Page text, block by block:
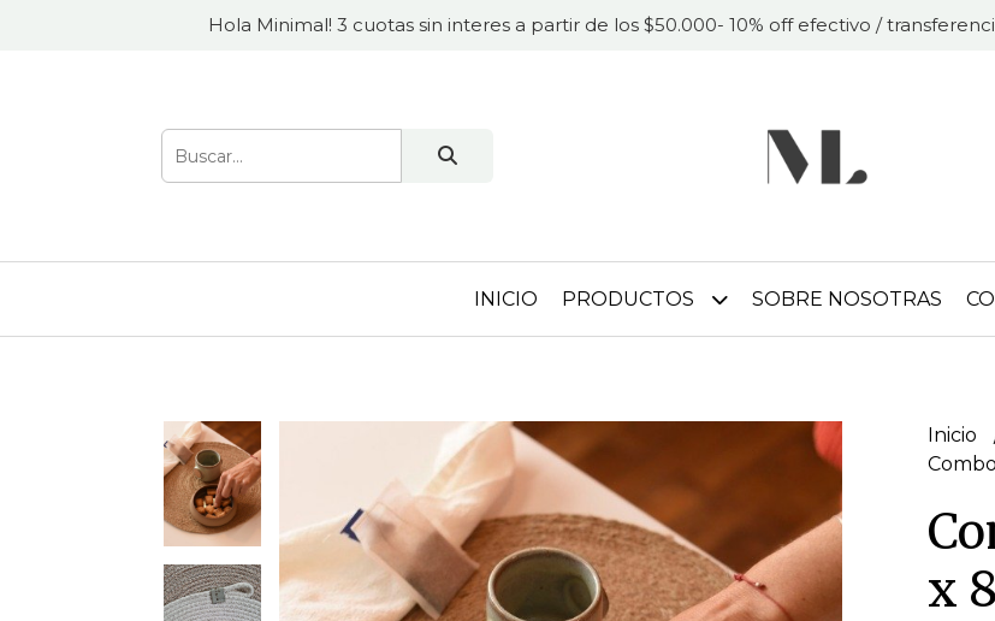
Hola Minimal! 3 cuotas sin interes a partir de los $50.000- 10% off efectivo /
INICIO PRODUCTOS SOBRE NOSOTRAS
Inicio
x 8